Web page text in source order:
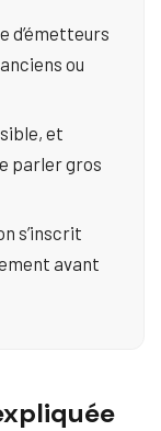
d’émetteurs
ou
et
parler gros
s’inscrit
avant